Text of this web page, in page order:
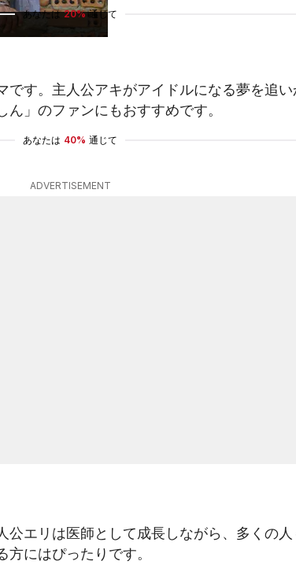
あなたは 20% 通じて
です。主人公アキがアイドルになる夢を追
」のファンにもおすすめです。
あなたは 40% 通じて
ADVERTISEMENT
エリは医師として成長しながら、多くの
にはぴったりです。